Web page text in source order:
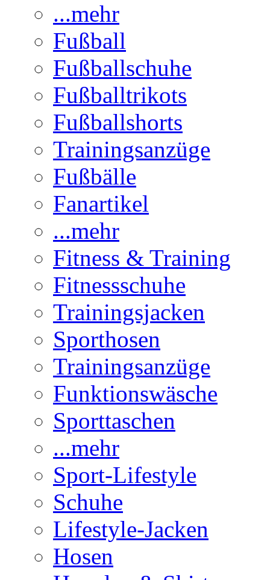
...mehr
Fußball
Fußballschuhe
Fußballtrikots
Fußballshorts
Trainingsanzüge
Fußbälle
Fanartikel
...mehr
Fitness & Training
Fitnessschuhe
Trainingsjacken
Sporthosen
Trainingsanzüge
Funktionswäsche
Sporttaschen
...mehr
Sport-Lifestyle
Schuhe
Lifestyle-Jacken
Hosen